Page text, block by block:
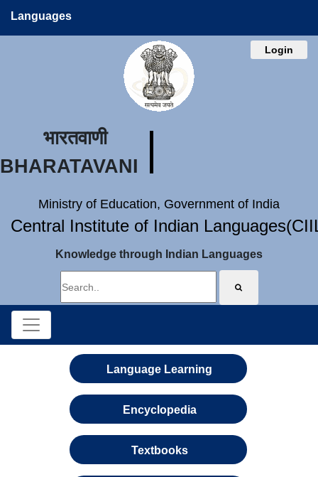
Languages
Login
भारतवाणी
BHARATAVANI
Ministry of Education, Government of India
Central Institute of Indian
Knowledge through Indian Languages
Language Learning
Encyclopedia
Textbooks